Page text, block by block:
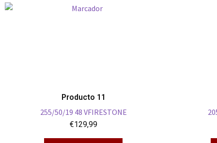
Producto 11
255/50/19 48 VFIRESTONE
€129,99